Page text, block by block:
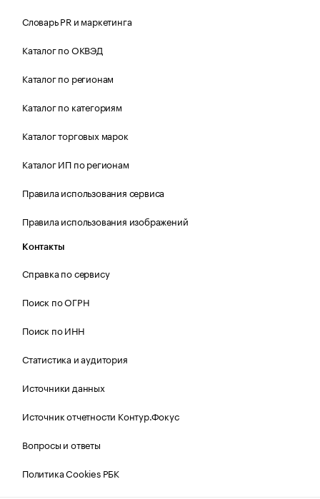
Словарь PR и маркетинга
Каталог по ОКВЭД
Каталог по регионам
Каталог по категориям
Каталог торговых марок
Каталог ИП по регионам
Правила использования сервиса
Правила использования изображений
Контакты
Справка по сервису
Поиск по ОГРН
Поиск по ИНН
Статистика и аудитория
Источники данных
Источник отчетности Контур.Фокус
Вопросы и ответы
Политика Cookies РБК